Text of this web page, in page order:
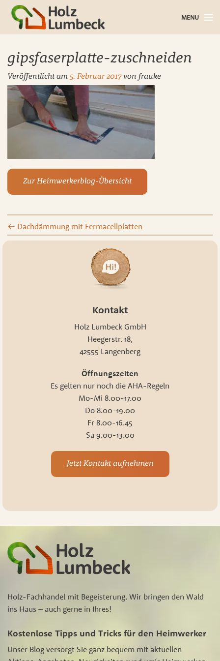
MENU
Holz im Garten
Bauholz
Baustoffe
Über uns
Blog
gipsfaserplatte-zuschneiden
Veröffentlicht am 5. Februar 2017von frauke
Zur Heimwerkerblog-Übersicht
← Dachdämmung mit Fermacellplatten
Kontakt
Holz Lumbeck GmbH
Heegerstr. 18,
42555 Langenberg
Öffnungszeiten
Es gelten nur noch die AHA-Regeln
Mo-Mi 8.00-17.00
Do 8.00-19.00
Fr 8.00-16.45
Sa 9.00-13.00
Jetzt Kontakt aufnehmen
Holz-Fachhandel mit Begeisterung. Wir bringen den Wald
ins Haus – auch gerne in Ihres!
Kostenlose Tipps und Tricks für den Heimwerker
Unser Blog versorgt Sie ganz bequem mit aktuellen